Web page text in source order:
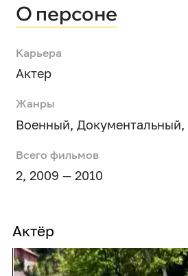
О персоне
Карьера
Актер
Жанры
Военный, Документальный,
Всего фильмов
2, 2009 — 2010
Актёр